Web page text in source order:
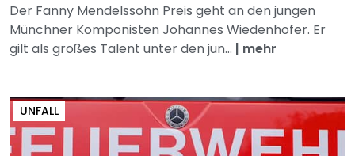
Der Fanny Mendelssohn Preis geht an den jungen
Münchner Komponisten Johannes Wiedenhofer. Er
gilt als großes Talent unter den jun... | mehr
UNFALL